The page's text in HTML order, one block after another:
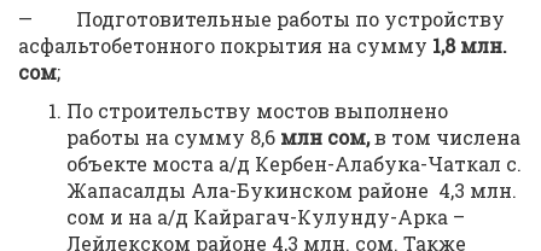
— Подготовительные работы по устройству
асфальтобетонного покрытия на сумму 1,8 млн.
сом;
По строительству мостов выполнено
работы на сумму 8,6 млн сом,в том числена
объекте моста а/д Кербен-Алабука-Чаткал с.
Жапасалды Ала-Букинском районе 4,3 млн.
сом и на а/д Кайрагач-Кулунду-Арка –
Лейлекском районе 4,3 млн. сом. Также